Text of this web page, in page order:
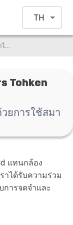
TH
ตรวจสอบได้ง่ายและราคาไม่แพงด้วยการใช้สมาร์ทโฟน Android
Tohken
ยการใช้สมา
แทนกล้อง
าได้รับความร่วม
ารจดจำและ